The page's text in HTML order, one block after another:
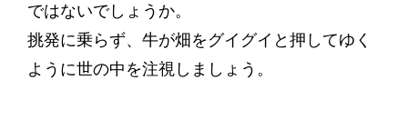
ではないでしょうか。
挑発に乗らず、牛が畑をグイグイと押してゆく
ように世の中を注視しましょう。